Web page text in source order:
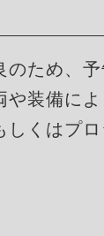
ため、予
装備によ
くはプロ